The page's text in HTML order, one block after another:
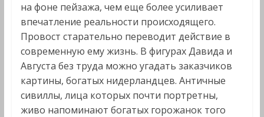
на фоне пейзажа, чем еще более усиливает
впечатление реальности происходящего.
Провост старательно переводит действие в
современную ему жизнь. В фигурах Давида и
Августа без труда можно угадать заказчиков
картины, богатых нидерландцев. Античные
сивиллы, лица которых почти портретны,
живо напоминают богатых горожанок того